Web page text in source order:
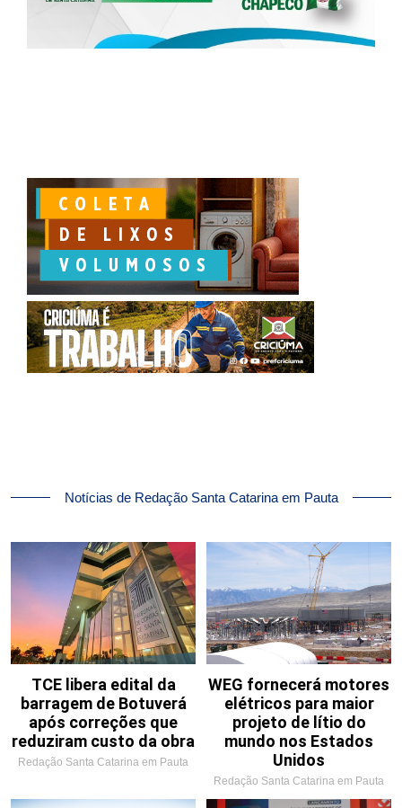
Notícias de Redação Santa Catarina em Pauta
TCE libera edital da
barragem de Botuverá
após correções que
reduziram custo da obra
Redação Santa Catarina em Pauta
WEG fornecerá motores
elétricos para maior
projeto de lítio do
mundo nos Estados
Unidos
Redação Santa Catarina em Pauta